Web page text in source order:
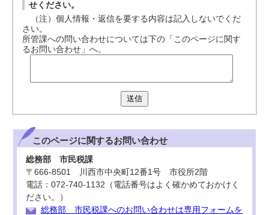
せください。
（注）個人情報・返信を要する内容は記入しないでくだ
さい。
所管課への問い合わせについては下の「このページに関す
るお問い合わせ」へ。
送信
このページに関するお問い合わせ
総務部 市民税課
〒666-8501 川西市中央町12番1号 市役所2階
電話：072-740-1132（電話番号はよく確かめておかけく
ださい。）
総務部 市民税課へのお問い合わせは専用フォームを